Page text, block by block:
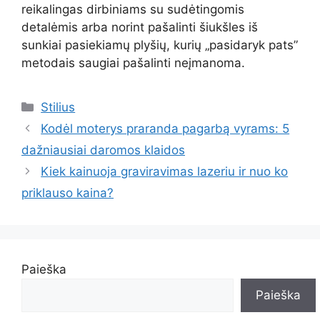
reikalingas dirbiniams su sudėtingomis
detalėmis arba norint pašalinti šiukšles iš
sunkiai pasiekiamų plyšių, kurių „pasidaryk pats”
metodais saugiai pašalinti neįmanoma.
Kategorijos
Stilius
Kodėl moterys praranda pagarbą vyrams: 5
dažniausiai daromos klaidos
Kiek kainuoja graviravimas lazeriu ir nuo ko
priklauso kaina?
Paieška
Paieška